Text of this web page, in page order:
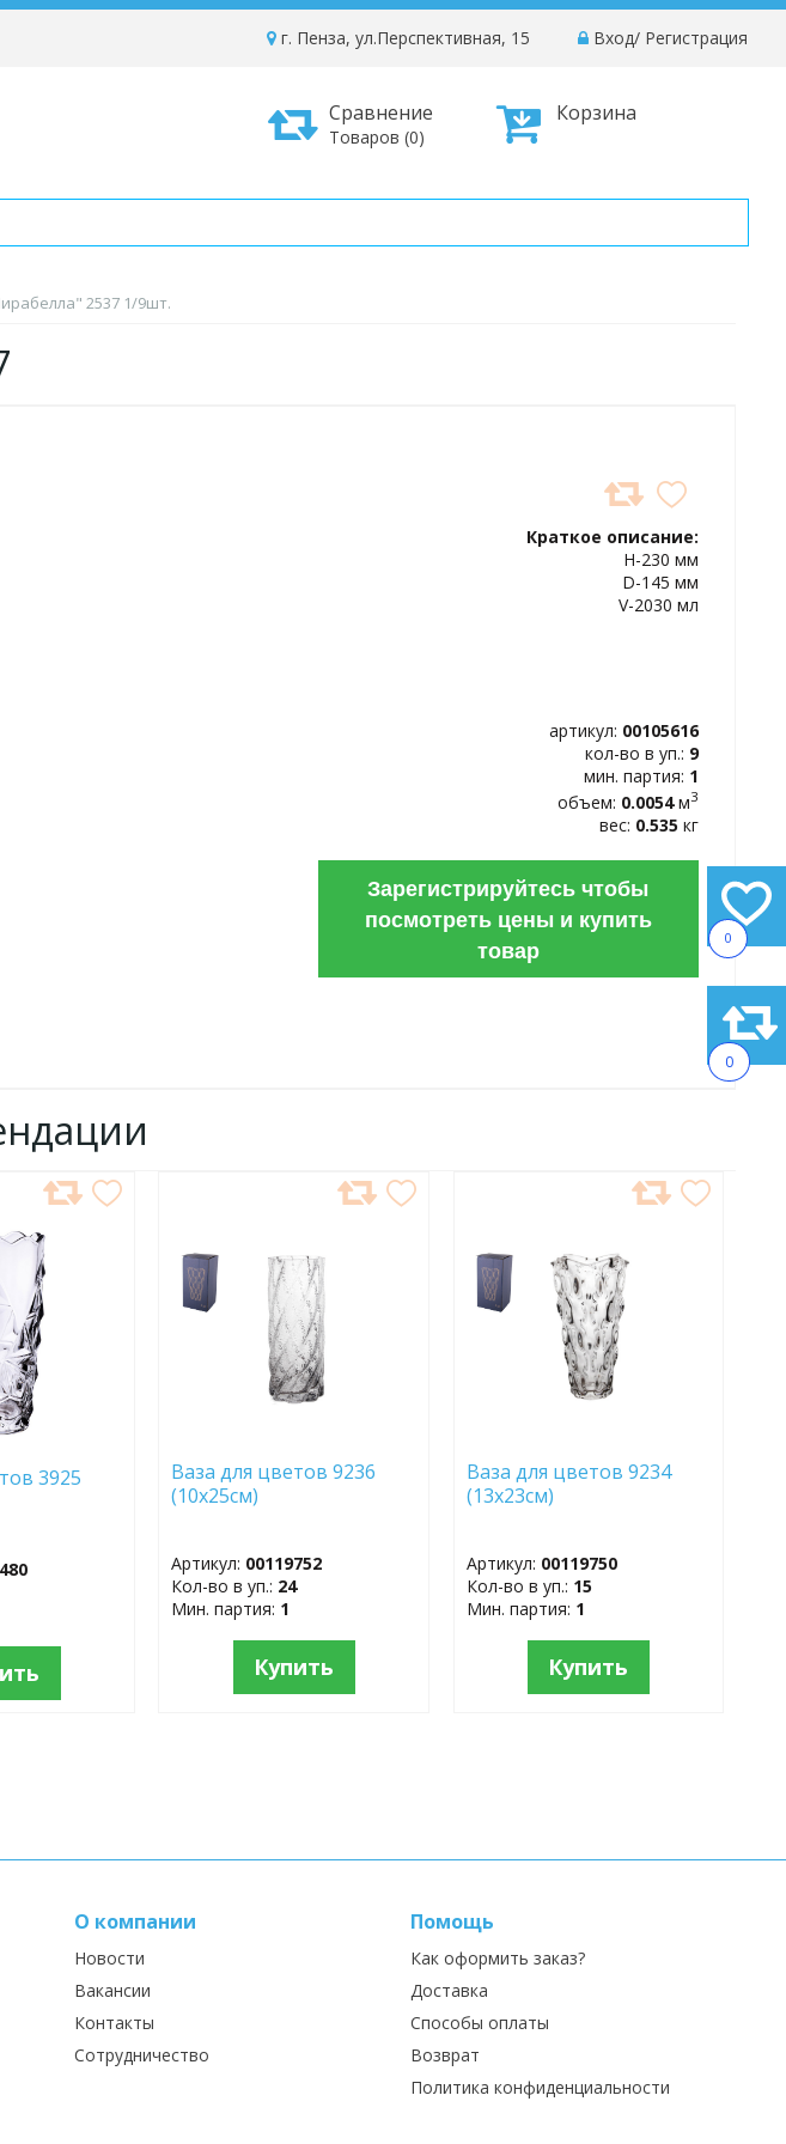
0
0
Вход/ Регистрация
г. Пенза, ул.Перспективная, 15
Корзина
Сравнение
Товаров (0)
2537 1/9шт.
Краткое описание:
Н-230 мм
D-145 мм
V-2030 мл
артикул: 00105616
кол-во в уп.: 9
мин. партия: 1
объем: 0.0054м3
вес: 0.535 кг
Зарегистрируйтесь чтобы
посмотреть цены и купить
товар
3925
Ваза для цветов 9236
(10х25см)
Артикул: 00119752
Кол-во в уп.: 24
Мин. партия: 1
Купить
Ваза для цветов 9234
(13х23см)
Артикул: 00119750
Кол-во в уп.: 15
Мин. партия: 1
Купить
О компании
Новости
Вакансии
Контакты
Сотрудничество
Помощь
Как оформить заказ?
Доставка
Способы оплаты
Возврат
Политика конфиденциальности